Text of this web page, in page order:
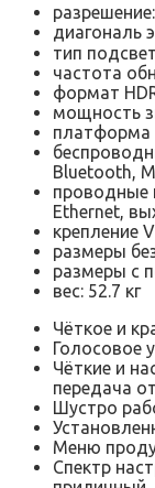
диагональ
тип
частота
формат
мощность
платформа
Bluetooth,
проводные
Ethernet,
крепление
размеры
размеры с
вес: 52.7 кг
Чёткое и
Голосовое
Чёткие и
передача
Шустро
Меню
Спектр